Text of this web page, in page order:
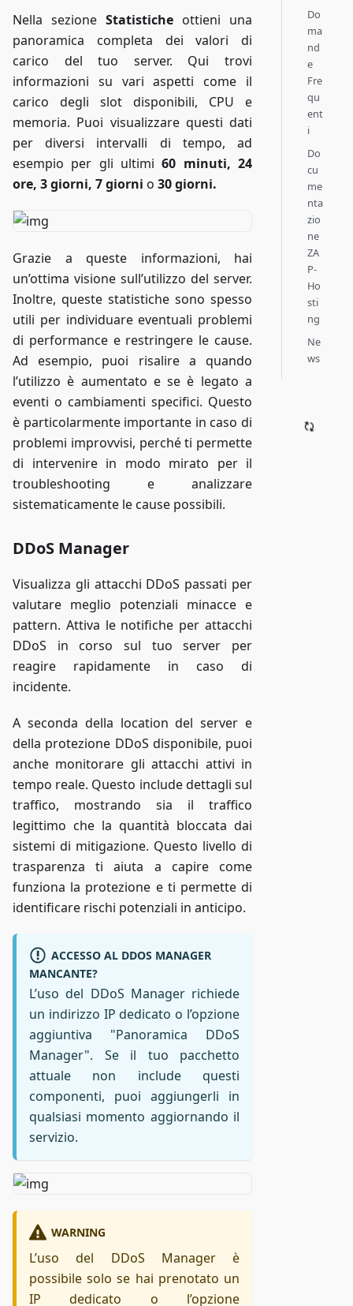
Nella sezione Statistiche ottieni una
panoramica completa dei valori di
carico del tuo server. Qui trovi
informazioni su vari aspetti come il
carico degli slot disponibili, CPU e
memoria. Puoi visualizzare questi dati
per diversi intervalli di tempo, ad
esempio per gli ultimi60 minuti, 24
ore, 3 giorni, 7 giorni o 30 giorni.
Grazie a queste informazioni, hai
un’ottima visione sull’utilizzo del server.
Inoltre, queste statistiche sono spesso
utili per individuare eventuali problemi
di performance e restringere le cause.
Ad esempio, puoi risalire a quando
l’utilizzo è aumentato e se è legato a
eventi o cambiamenti specifici. Questo
è particolarmente importante in caso di
problemi improvvisi, perché ti permette
di intervenire in modo mirato per il
troubleshooting e analizzare
sistematicamente le cause possibili.
DDoS Manager
Visualizza gli attacchi DDoS passati per
valutare meglio potenziali minacce e
pattern. Attiva le notifiche per attacchi
DDoS in corso sul tuo server per
reagire rapidamente in caso di
incidente.
A seconda della location del server e
della protezione DDoS disponibile, puoi
anche monitorare gli attacchi attivi in
tempo reale. Questo include dettagli sul
traffico, mostrando sia il traffico
legittimo che la quantità bloccata dai
sistemi di mitigazione. Questo livello di
trasparenza ti aiuta a capire come
funziona la protezione e ti permette di
identificare rischi potenziali in anticipo.
ACCESSO AL DDOS MANAGER
MANCANTE?
L’uso del DDoS Manager richiede
un indirizzo IP dedicato o l’opzione
aggiuntiva "Panoramica DDoS
Manager". Se il tuo pacchetto
attuale non include questi
componenti, puoi aggiungerli in
qualsiasi momento aggiornando il
servizio.
WARNING
L’uso del DDoS Manager è
possibile solo se hai prenotato un
IP dedicato o l’opzione
Do
ma
nd
e
Fre
qu
ent
i
Do
cu
me
nta
zio
ne
ZA
P-
Ho
sti
ng
Ne
ws